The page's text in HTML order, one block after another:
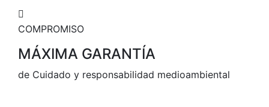
COMPROMISO
MÁXIMA GARANTÍA
de Cuidado y responsabilidad medioambiental